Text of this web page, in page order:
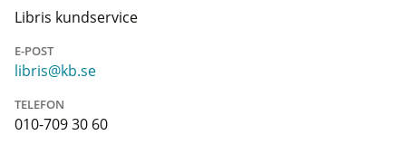
Libris kundservice
E-POST
libris@kb.se
TELEFON
010-709 30 60